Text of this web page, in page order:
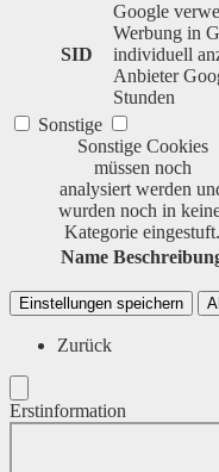
SID
Google
Werbung in
individuell
Anbieter
Stunden
Sonstige
Sonstige Cookies
müssen noch
analysiert werden
wurden noch in
Kategorie eingestuft.
Name
Einstellungen speichern
Zurück
Erstinformation